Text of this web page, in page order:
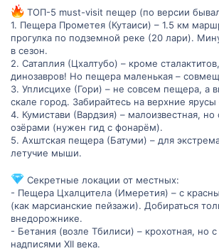
ТОП-16 пещер Грузии — рейтинг Madloba
Но на этом список точно не заканчивается! И
деле
Делитесь:
В каких пещерах Грузии вы были лично?
Какие места вас особенно впечатлили,
разочаровали?
Может, знаете неизвестные широкому
любимые локальными жителями
Madloba — и они помогут сформировать
пещер Грузии 2025 года .
Давайте вместе сделаемнастоящую
куда стоит ехать за красотой, прохладой,
историей!
ТОП-5 must-visit пещер (по версии
1. Пещера Прометея (Кутаиси) – 1.5 км
прогулка по подземной реке (20 лари).
в сезон.
2. Сатаплия (Цхалтубо) – кроме
динозавров! Но пещера маленькая –
3. Уплисцихе (Гори) – не совсем пещера, а
скале город. Забирайтесь на верхние
4. Кумистави (Вардзия) – малоизвестная,
озёрами (нужен гид с фонарём).
5. Ахштская пещера (Батуми) – для
летучие мыши.
Секретные локации от местных:
- Пещера Цхалцитела (Имеретия) – с
(как марсианские пейзажи). Добираться
внедорожнике.
- Бетания (возле Тбилиси) – крохотная, но
надписями XII века.